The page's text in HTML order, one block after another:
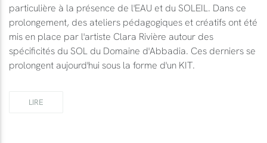
particulière à la présence de l'EAU et du SOLEIL. Dans ce
prolongement, des ateliers pédagogiques et créatifs ont été
mis en place par l'artiste Clara Rivière autour des
spécificités du SOL du Domaine d'Abbadia. Ces derniers se
prolongent aujourd'hui sous la forme d'un KIT.
LIRE